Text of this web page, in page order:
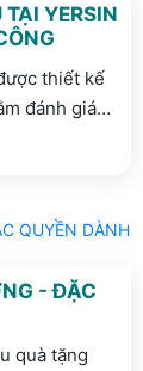
YERSIN
thiết kế
đánh giá
nhà quản
- ĐẶC
quà tặng